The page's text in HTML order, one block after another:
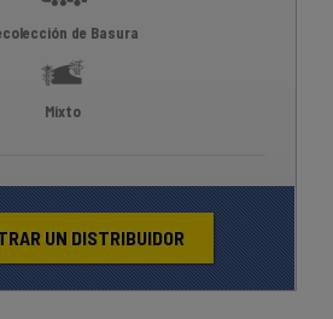
de Basura
Mixto
UN DISTRIBUIDOR